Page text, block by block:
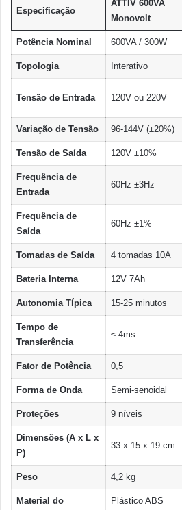
Especificação
ATTIV 600VA
Monovolt
Potência Nominal 600VA / 300W
Topologia Interativo
Tensão de Entrada 120V ou 220V
Variação de Tensão 96-144V (±20%)
Tensão de Saída 120V ±10%
Frequência de
Entrada
60Hz ±3Hz
Frequência de
Saída
60Hz ±1%
Tomadas de Saída 4 tomadas 10A
Bateria Interna 12V 7Ah
Autonomia Típica 15-25 minutos
Tempo de
Transferência
≤ 4ms
Fator de Potência 0,5
Forma de Onda Semi-senoidal
Proteções 9 níveis
Dimensões (A x L x
P)
33 x 15 x 19 cm
Peso 4,2 kg
Material do
Plástico ABS